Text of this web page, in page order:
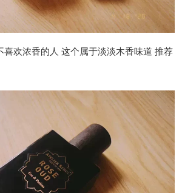
喜欢浓香的人 这个属于淡淡木香味道 推荐